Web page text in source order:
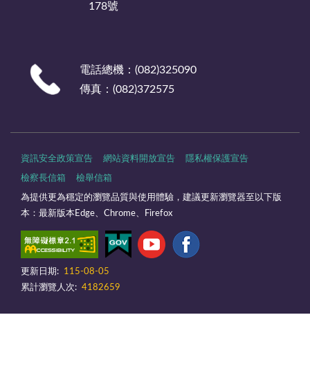
178號
電話總機：(082)325090
傳真：(082)372575
資訊安全政策宣告 網站資料開放宣告 隱私權保護宣告
檢察長信箱 檢舉信箱
為提供更為穩定的瀏覽品質與使用體驗，建議更新瀏覽器至以下版
本：最新版本Edge、Chrome、Firefox
更新日期:
115-08-05
累計瀏覽人次: 4182659